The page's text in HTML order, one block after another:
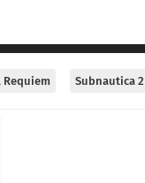
Requiem Subnautica 2